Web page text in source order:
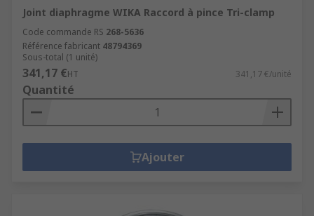
Joint diaphragme WIKA Raccord à pince Tri-clamp
Code commande RS 268-5636
Référence fabricant 48794369
Sous-total (1 unité)
341,17 €HT 341,17 €/unité
Quantité
Ajouter